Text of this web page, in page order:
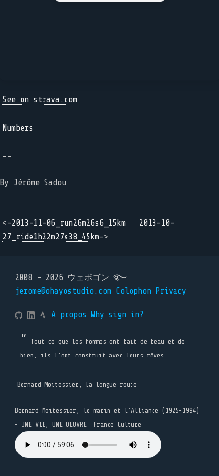
See on strava.com
Numbers
--
By Jérôme Sadou
<-2013-11-06_run26m26s6_15km
2013-10-
27_ride1h22m27s38_45km->
2008 - 2026 ウェボゴン ࿐
jerome@ohayostudio.com Colophon Privacy
A propos Why sign in?
Tout ce que les hommes ont fait de beau et de
bien, ils l'ont construit avec leurs rêves...
Bernard Moitessier, La longue route
Bernard Moitessier, le marin et l’Alliance (1925-1994)
- UNE VIE, UNE OEUVRE, France Culture